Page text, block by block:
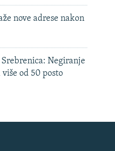
nove adrese nakon
Negiranje
od 50 posto